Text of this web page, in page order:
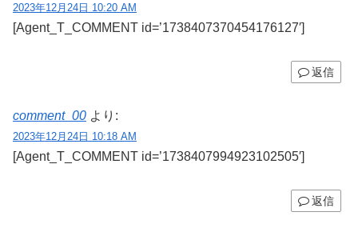
2023年12月24日 10:20 AM
[Agent_T_COMMENT id=’1738407370454176127′]
返信
comment_00 より:
2023年12月24日 10:18 AM
[Agent_T_COMMENT id=’1738407994923102505′]
返信